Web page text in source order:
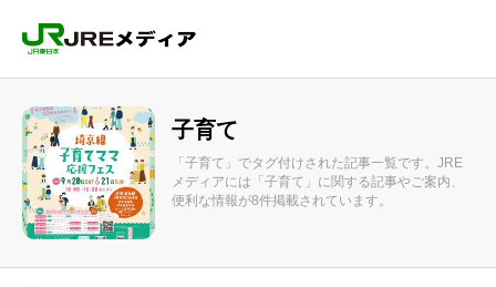
子育て
「子育て」でタグ付けされた記事一覧です。JRE
メディアには「子育て」に関する記事やご案内、
便利な情報が8件掲載されています。